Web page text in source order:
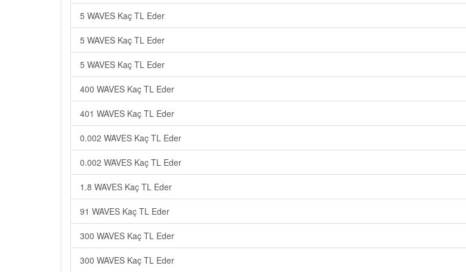
5 WAVES Kaç TL Eder
5 WAVES Kaç TL Eder
5 WAVES Kaç TL Eder
400 WAVES Kaç TL Eder
401 WAVES Kaç TL Eder
0.002 WAVES Kaç TL Eder
0.002 WAVES Kaç TL Eder
1.8 WAVES Kaç TL Eder
91 WAVES Kaç TL Eder
300 WAVES Kaç TL Eder
300 WAVES Kaç TL Eder